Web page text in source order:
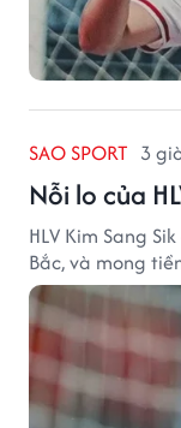
SAO SPORT 3
Nỗi lo của
HLV Kim Sang
Bắc, và mong